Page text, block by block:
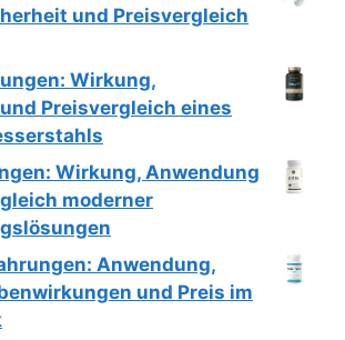
und Preisvergleich
Wirkung,
Preisvergleich eines
Wirkung, Anwendung
moderner
Anwendung,
und Preis im